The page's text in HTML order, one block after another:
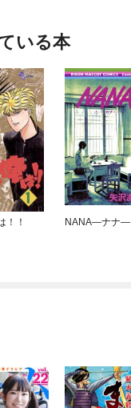
いる本
！！ NANA—ナナ—